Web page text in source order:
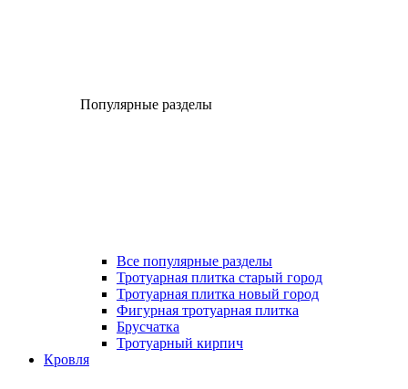
Популярные разделы
Все популярные разделы
Тротуарная плитка старый город
Тротуарная плитка новый город
Фигурная тротуарная плитка
Брусчатка
Тротуарный кирпич
Кровля